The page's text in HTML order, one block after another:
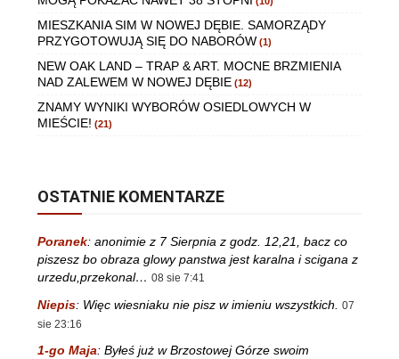
MIESZKANIA SIM W NOWEJ DĘBIE. SAMORZĄDY
PRZYGOTOWUJĄ SIĘ DO NABORÓW (1)
NEW OAK LAND – TRAP & ART. MOCNE BRZMIENIA
NAD ZALEWEM W NOWEJ DĘBIE (12)
ZNAMY WYNIKI WYBORÓW OSIEDLOWYCH W
MIEŚCIE! (21)
OSTATNIE KOMENTARZE
Poranek: anonimie z 7 Sierpnia z godz. 12,21, bacz co
piszesz bo obraza glowy panstwa jest karalna i scigana z
urzedu,przekonal… 08 sie 7:41
Niepis: Więc wiesniaku nie pisz w imieniu wszystkich.
07
sie 23:16
1-go Maja: Byłeś już w Brzostowej Górze swoim